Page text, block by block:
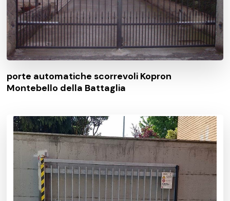
porte automatiche scorrevoli Kopron
Montebello della Battaglia